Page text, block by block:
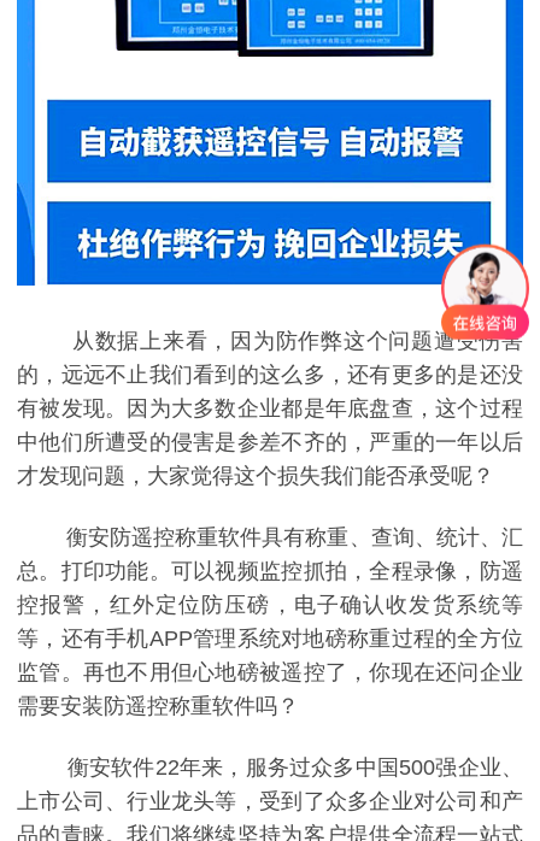
从数据上来看，因为防作弊这个问题遭受伤害
的，远远不止我们看到的这么多，还有更多的是还没
有被发现。因为大多数企业都是年底盘查，这个过程
中他们所遭受的侵害是参差不齐的，严重的一年以后
才发现问题，大家觉得这个损失我们能否承受呢？
衡安防遥控称重软件具有称重、查询、统计、汇
总。打印功能。可以视频监控抓拍，全程录像，防遥
控报警，红外定位防压磅，电子确认收发货系统等
等，还有手机APP管理系统对地磅称重过程的全方位
监管。再也不用但心地磅被遥控了，你现在还问企业
需要安装防遥控称重软件吗？
衡安软件22年来，服务过众多中国500强企业、
上市公司、行业龙头等，受到了众多企业对公司和产
品的青睐。我们将继续坚持为客户提供全流程一站式